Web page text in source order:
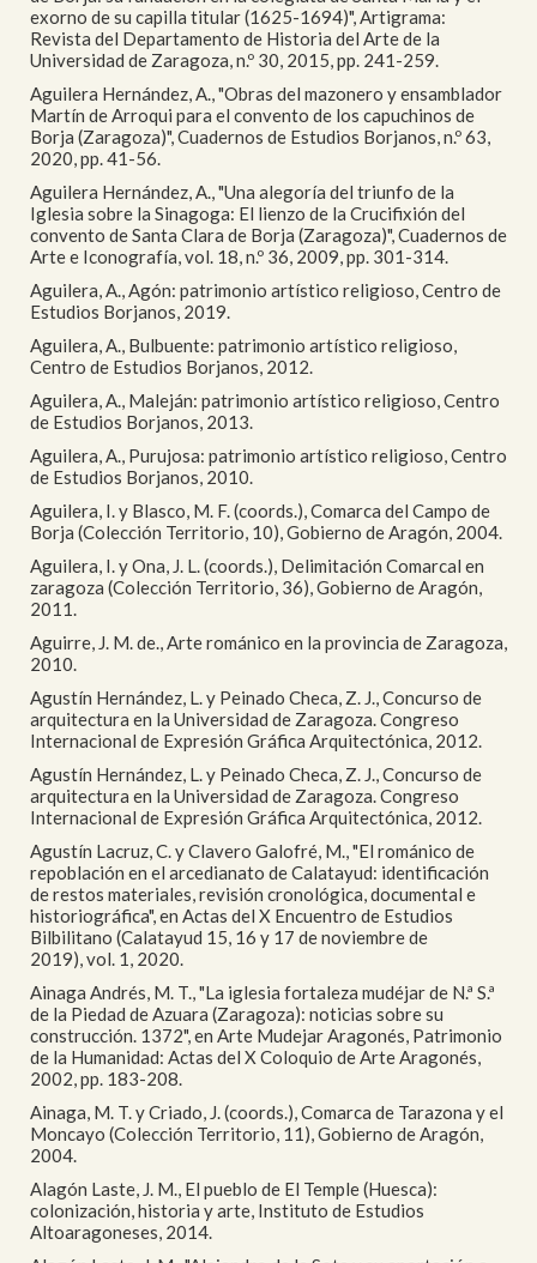
exorno de su capilla titular (1625-1694)", Artigrama:
Revista del Departamento de Historia del Arte de la
Universidad de Zaragoza, n.º 30, 2015, pp. 241-259.
Aguilera Hernández, A., "Obras del mazonero y ensamblador
Martín de Arroqui para el convento de los capuchinos de
Borja (Zaragoza)", Cuadernos de Estudios Borjanos, n.º 63,
2020, pp. 41-56.
Aguilera Hernández, A., "Una alegoría del triunfo de la
Iglesia sobre la Sinagoga: El lienzo de la Crucifixión del
convento de Santa Clara de Borja (Zaragoza)", Cuadernos de
Arte e Iconografía, vol. 18, n.º 36, 2009, pp. 301-314.
Aguilera, A., Agón: patrimonio artístico religioso, Centro de
Estudios Borjanos, 2019.
Aguilera, A., Bulbuente: patrimonio artístico religioso,
Centro de Estudios Borjanos, 2012.
Aguilera, A., Maleján: patrimonio artístico religioso, Centro
de Estudios Borjanos, 2013.
Aguilera, A., Purujosa: patrimonio artístico religioso, Centro
de Estudios Borjanos, 2010.
Aguilera, I. y Blasco, M. F. (coords.), Comarca del Campo de
Borja (Colección Territorio, 10), Gobierno de Aragón, 2004.
Aguilera, I. y Ona, J. L. (coords.), Delimitación Comarcal en
zaragoza (Colección Territorio, 36), Gobierno de Aragón,
2011.
Aguirre, J. M. de., Arte románico en la provincia de Zaragoza,
2010.
Agustín Hernández, L. y Peinado Checa, Z. J., Concurso de
arquitectura en la Universidad de Zaragoza. Congreso
Internacional de Expresión Gráfica Arquitectónica, 2012.
Agustín Hernández, L. y Peinado Checa, Z. J., Concurso de
arquitectura en la Universidad de Zaragoza. Congreso
Internacional de Expresión Gráfica Arquitectónica, 2012.
Agustín Lacruz, C. y Clavero Galofré, M., "El románico de
repoblación en el arcedianato de Calatayud: identificación
de restos materiales, revisión cronológica, documental e
historiográfica", en Actas del X Encuentro de Estudios
Bilbilitano (Calatayud 15, 16 y 17 de noviembre de
2019), vol. 1, 2020.
Ainaga Andrés, M. T., "La iglesia fortaleza mudéjar de N.ª S.ª
de la Piedad de Azuara (Zaragoza): noticias sobre su
construcción. 1372", en Arte Mudejar Aragonés, Patrimonio
de la Humanidad: Actas del X Coloquio de Arte Aragonés,
2002, pp. 183-208.
Ainaga, M. T. y Criado, J. (coords.), Comarca de Tarazona y el
Moncayo (Colección Territorio, 11), Gobierno de Aragón,
2004.
Alagón Laste, J. M., El pueblo de El Temple (Huesca):
colonización, historia y arte, Instituto de Estudios
Altoaragoneses, 2014.